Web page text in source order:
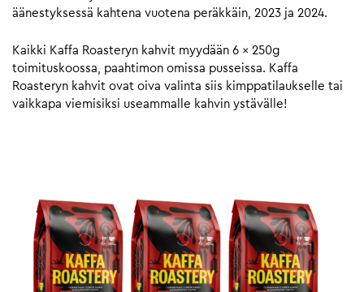
äänestyksessä kahtena vuotena peräkkäin, 2023 ja 2024.
Kaikki Kaffa Roasteryn kahvit myydään 6 x 250g
toimituskoossa, paahtimon omissa pusseissa. Kaffa
Roasteryn kahvit ovat oiva valinta siis kimppatilaukselle tai
vaikkapa viemisiksi useammalle kahvin ystävälle!